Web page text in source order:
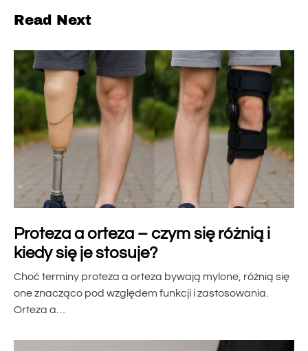
Read Next
Proteza a orteza – czym się różnią i
kiedy się je stosuje?
Choć terminy proteza a orteza bywają mylone, różnią się
one znacząco pod względem funkcji i zastosowania.
Orteza a…